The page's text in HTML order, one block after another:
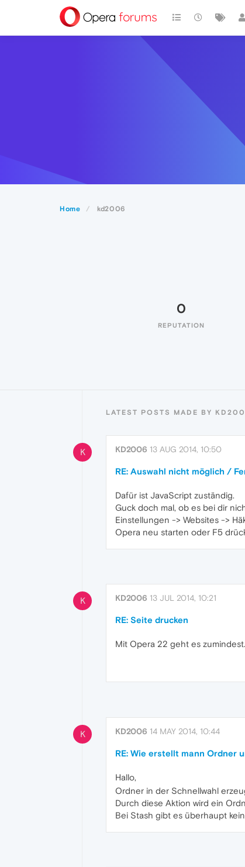
Home kd2006
0
REPUTATION
LATEST POSTS MADE BY
K KD2006 13 AUG 2014, 10:50
RE: Auswahl nicht möglich /
Dafür ist JavaScript zuständig.
Guck doch mal, ob es bei dir
Einstellungen -> Websites ->
Opera neu starten oder F5
K KD2006 13 JUL 2014, 10:21
RE: Seite drucken
Mit Opera 22 geht es
K KD2006 14 MAY 2014, 10:44
RE: Wie erstellt mann Ordner
Hallo,
Ordner in der Schnellwahl
Durch diese Aktion wird ein
Bei Stash gibt es überhaupt